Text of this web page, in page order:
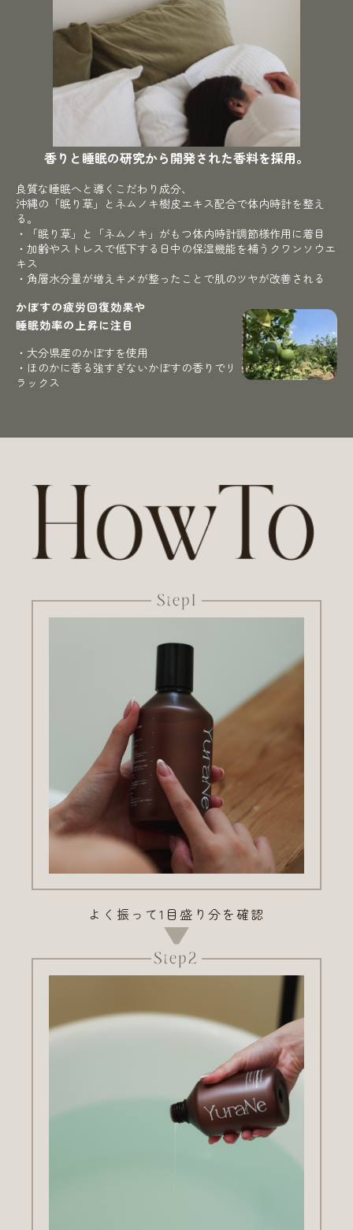
香りと睡眠の研究から開発された香料を採用。
良質な睡眠へと導くこだわり成分、
沖縄の「眠り草」とネムノキ樹皮エキス配合で体内時計を整え
る。
・「眠り草」と「ネムノキ」がもつ体内時計調節様作用に着目
・加齢やストレスで低下する日中の保湿機能を補うクワンソウエ
キス
・角層水分量が増えキメが整ったことで肌のツヤが改善される
かぼすの疲労回復効果や
睡眠効率の上昇に注目
・大分県産のかぼすを使用
・ほのかに香る強すぎないかぼすの香りでリ
ラックス
よく振って1目盛り分を確認